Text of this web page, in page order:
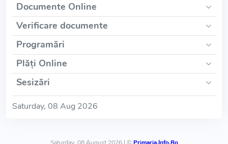
Documente Online
Verificare documente
Programări
Plăți Online
Sesizări
Saturday, 08 Aug 2026
Saturday, 08 August 2026 | © Primaria.Info.Ro